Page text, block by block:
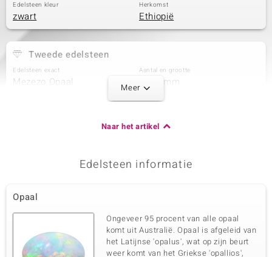
Edelsteen kleur
zwart
Herkomst
Ethiopië
Tweede edelsteen
Edelsteen exact
Mezezo Opaal
Aantal en grootte
2 à 6 mm
Herkomst
Mezezo Opaal
Karaatgewicht som Slijpvorm
Rond geslepen
Zetting
Prong
Herkomst
Ethiopië
Meer
Naar het artikel
Edelsteen informatie
Opaal
Ongeveer 95 procent van alle opaal
komt uit Australië. Opaal is afgeleid van
het Latijnse 'opalus', wat op zijn beurt
weer komt van het Griekse 'opallios',